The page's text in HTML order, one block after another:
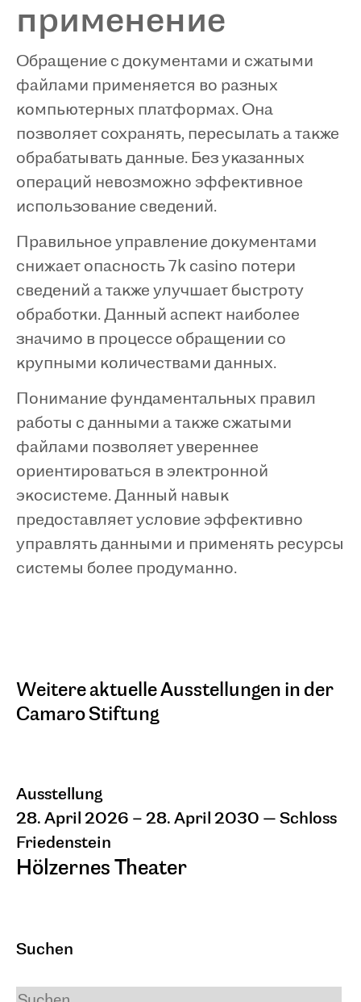
применение
Обращение с документами и сжатыми
файлами применяется во разных
компьютерных платформах. Она
позволяет сохранять, пересылать а также
обрабатывать данные. Без указанных
операций невозможно эффективное
использование сведений.
Правильное управление документами
снижает опасность 7k casino потери
сведений а также улучшает быстроту
обработки. Данный аспект наиболее
значимо в процессе обращении со
крупными количествами данных.
Понимание фундаментальных правил
работы с данными а также сжатыми
файлами позволяет увереннее
ориентироваться в электронной
экосистеме. Данный навык
предоставляет условие эффективно
управлять данными и применять ресурсы
системы более продуманно.
Weitere aktuelle Ausstellungen in der
Camaro Stiftung
Ausstellung
28. April 2026 – 28. April 2030 — Schloss
Friedenstein
Hölzernes Theater
und Renata Camaro Stiftung. Mit
Camaro und Fotografien von Marcel
Suchen